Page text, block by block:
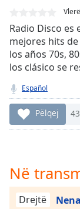
0.00%
Stream
Type LIVE
Seek to
currently
behind
liveLIVE
Remaining
Time-
Rate
Radio Disco
mejores hits de
los años 70s,
los clásico se
Español
Pëlqej 43
Në
Drejtë Nena